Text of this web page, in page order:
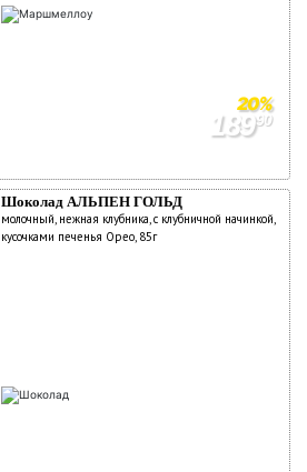
20%
18990
Шоколад АЛЬПЕН ГОЛЬД
молочный, нежная клубника, с клубничной начинкой,
кусочками печенья Орео, 85г